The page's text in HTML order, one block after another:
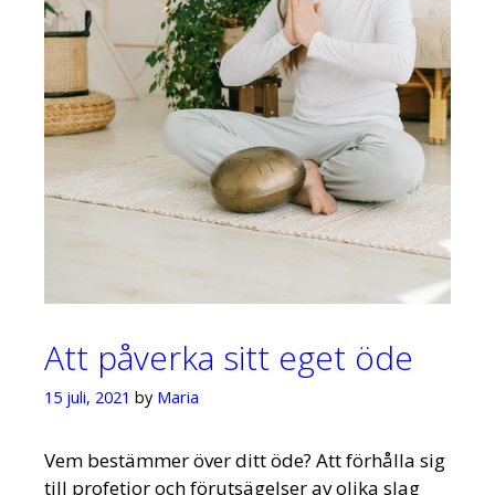
Att påverka sitt eget öde
15 juli, 2021 by Maria
Vem bestämmer över ditt öde? Att förhålla sig
till profetior och förutsägelser av olika slag